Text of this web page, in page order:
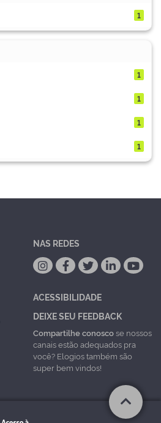
1
1
1
1
1
NAS REDES
ACESSIBILIDADE
DEIXE SEU FEEDBACK
Compartilhe conoscose nossos
canais estão adequados pra
você? Elogios também são
super bem vindos!